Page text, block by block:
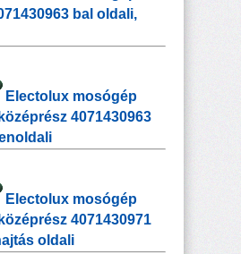
bal oldali,
Electolux mosógép
4071430963
Electolux mosógép
4071430971
oldali